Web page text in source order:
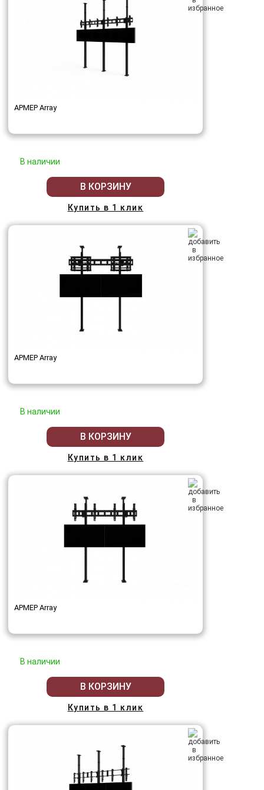
АРМЕР Array
В наличии
В КОРЗИНУ
Купить в 1 клик
АРМЕР Array
В наличии
В КОРЗИНУ
Купить в 1 клик
АРМЕР Array
В наличии
В КОРЗИНУ
Купить в 1 клик